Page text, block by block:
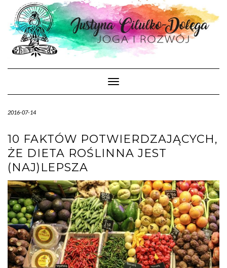
content
Toggle Navigation
2016-07-14
10 FAKTÓW POTWIERDZAJĄCYCH,
ŻE DIETA ROŚLINNA JEST
(NAJ)LEPSZA